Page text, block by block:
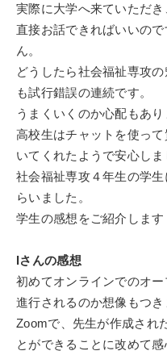
実際に大学へ来ていただ
直接お話できればいいの
ん。
どうしたら社会福祉専攻
も試行錯誤の連続です。
うまくいくのか心配もあ
高校生はチャットを使っ
いてくれたようで安心しま
社会福祉専攻４年生の学
らいました。
学生の感想をご紹介します
Iさんの感想
初めてオンラインでのオ
進行されるのか想像もつき
Zoomで、先生が作成され
とができることに改めて感